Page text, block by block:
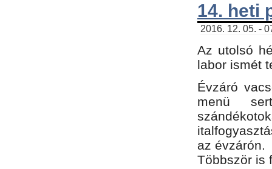
14. heti
2016. 12. 05. -
Az utolsó
labor ismét
Évzáró
menü
az évzárón.
Többször is